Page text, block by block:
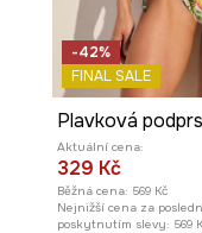
Výšivky
Možnost
-42%
FINAL SALE
Aktuální cena:
329 Kč
Běžná cena: 569 Kč
Nejnižší cena za
poskytnutím slevy: 569